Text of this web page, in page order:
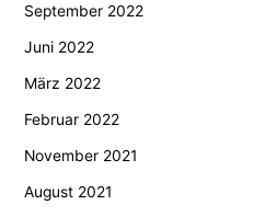
September 2022
Juni 2022
März 2022
Februar 2022
November 2021
August 2021